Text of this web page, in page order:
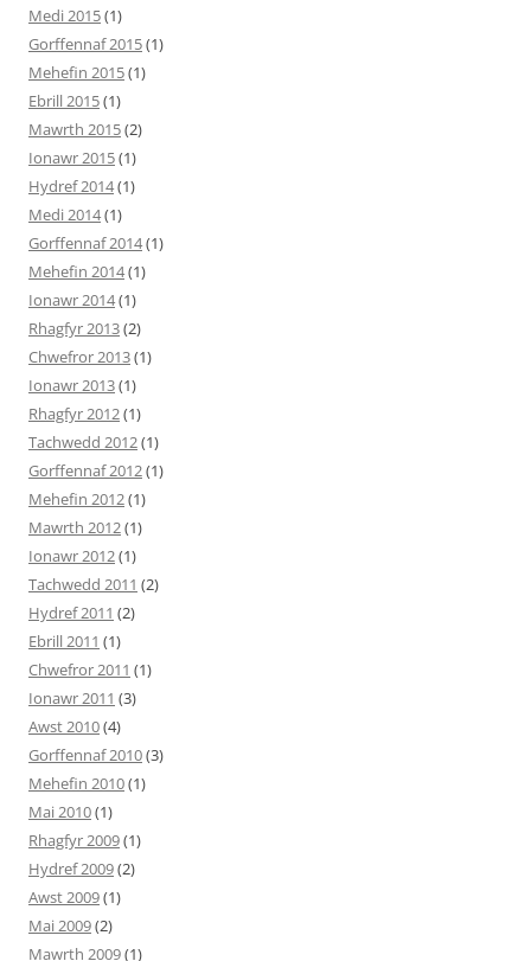
Medi 2015(1)
Gorffennaf 2015(1)
Mehefin 2015(1)
Ebrill 2015(1)
Mawrth 2015(2)
Ionawr 2015(1)
Hydref 2014(1)
Medi 2014(1)
Gorffennaf 2014(1)
Mehefin 2014(1)
Ionawr 2014(1)
Rhagfyr 2013(2)
Chwefror 2013(1)
Ionawr 2013(1)
Rhagfyr 2012(1)
Tachwedd 2012(1)
Gorffennaf 2012(1)
Mehefin 2012(1)
Mawrth 2012(1)
Ionawr 2012(1)
Tachwedd 2011 (2)
Hydref 2011 (2)
Ebrill 2011 (1)
Chwefror 2011 (1)
Ionawr 2011 (3)
Awst 2010(4)
Gorffennaf 2010(3)
Mehefin 2010(1)
Mai 2010(1)
Rhagfyr 2009(1)
Hydref 2009(2)
Awst 2009(1)
Mai 2009(2)
Mawrth 2009(1)